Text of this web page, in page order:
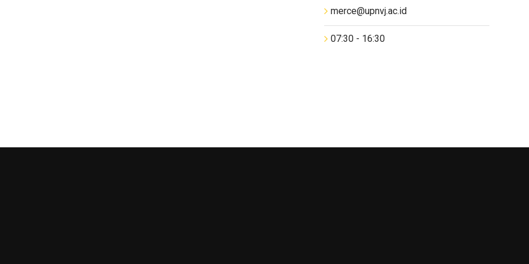
merce@upnvj.ac.id
07:30 - 16:30